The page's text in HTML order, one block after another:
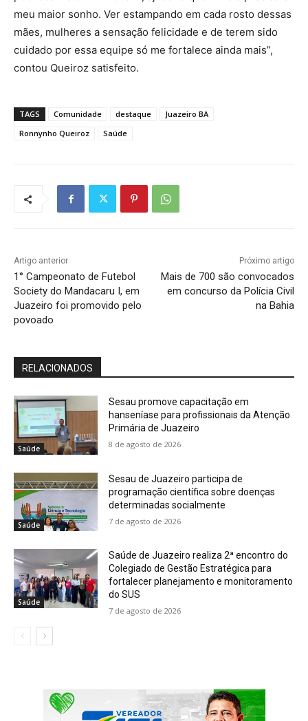
meu maior sonho. Ver estampando em cada rosto dessas
mães, mulheres a sensação felicidade e de terem sido
cuidado por essa equipe só me fortalece ainda mais”,
contou Queiroz satisfeito.
TAGS Comunidade destaque
Juazeiro BA
Ronnynho Queiroz
Saúde
Artigo anterior
1° Campeonato de Futebol
Society do Mandacaru I, em
Juazeiro foi promovido pelo
povoado
Próximo artigo
Mais de 700 são convocados
em concurso da Polícia Civil
na Bahia
RELACIONADOS
Saúde
Sesau promove capacitação em
hanseníase para profissionais da Atenção
Primária de Juazeiro
8 de agosto de 2026
Saúde
Sesau de Juazeiro participa de
programação científica sobre doenças
determinadas socialmente
7 de agosto de 2026
Saúde
Saúde de Juazeiro realiza 2ª encontro do
Colegiado de Gestão Estratégica para
fortalecer planejamento e monitoramento
do SUS
7 de agosto de 2026